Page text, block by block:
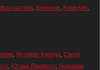
фантастика, Военное, Комедия,
, Ясухиро Курода, Сэцуо
, Ютака Ямамото, Нориюки